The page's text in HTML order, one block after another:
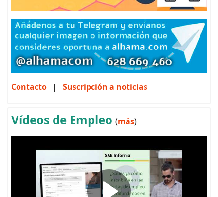
Contacto | Suscripción a noticias
Vídeos de Empleo (más)